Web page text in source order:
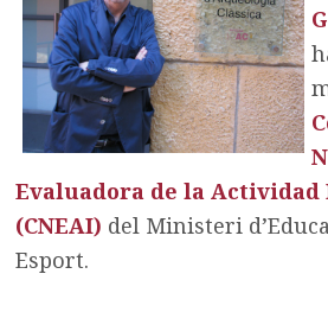
Evaluadora de la
(CNEAI) del Ministeri
Esport.